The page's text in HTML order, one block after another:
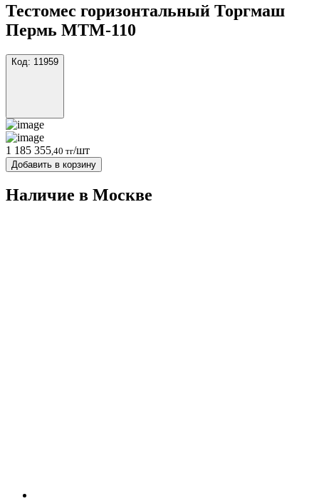
Тестомес горизонтальный Торгмаш
Пермь МТМ-110
Код: 11959
1 185 355 ,40 тг/шт
Добавить в корзину
Наличие в Москвe